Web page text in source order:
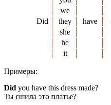
we
Did
they have
she
he
it
Примеры:
Did you have this dress made?
Ты сшила это платье?